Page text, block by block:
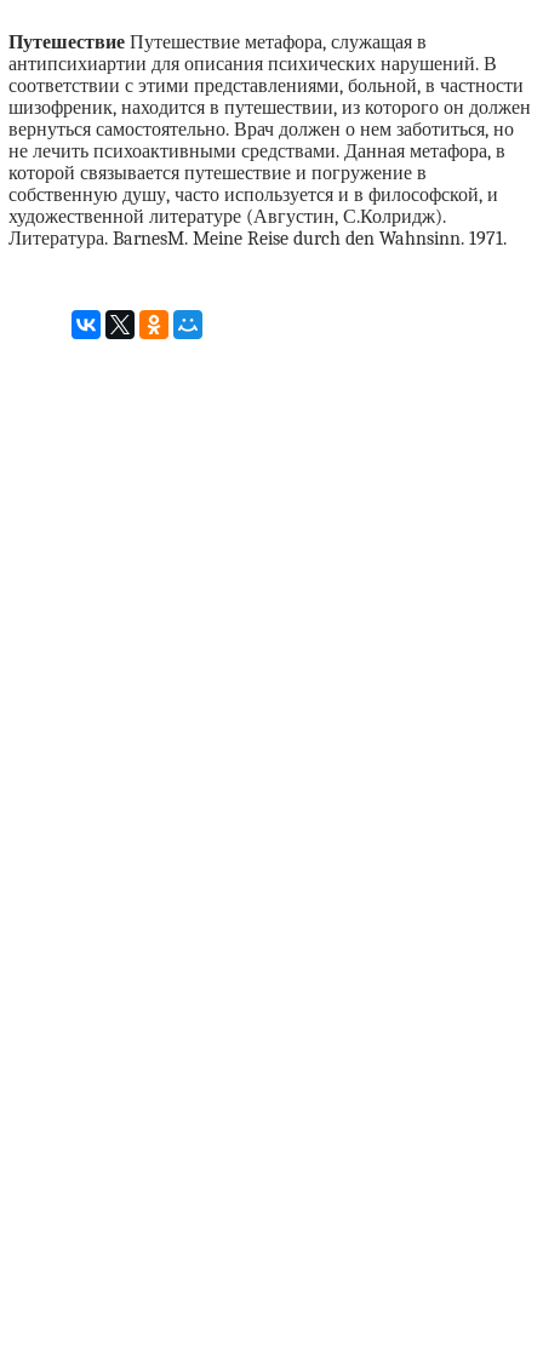
ПутешествиеПутешествие метафора, служащая в
антипсихиартии для описания психических нарушений. В
соответствии с этими представлениями, больной, в частности
шизофреник, находится в путешествии, из которого он должен
вернуться самостоятельно. Врач должен о нем заботиться, но
не лечить психоактивными средствами. Данная метафора, в
которой связывается путешествие и погружение в
собственную душу, часто используется и в философской, и
художественной литературе (Августин, С.Колридж).
Литература. BarnesM. Meine Reise durch den Wahnsinn. 1971.